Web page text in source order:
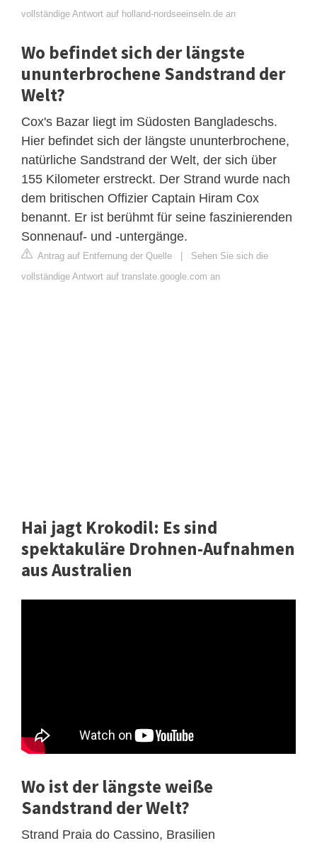
vollständige Antwort auf holland-nordseeinseln.de an
Wo befindet sich der längste
ununterbrochene Sandstrand der
Welt?
Cox's Bazar liegt im Südosten Bangladeschs.
Hier befindet sich der längste ununterbrochene,
natürliche Sandstrand der Welt, der sich über
155 Kilometer erstreckt. Der Strand wurde nach
dem britischen Offizier Captain Hiram Cox
benannt. Er ist berühmt für seine faszinierenden
Sonnenauf- und -untergänge.
Antrag auf Entfernung der Quelle
Sehen Sie sich die
vollständige Antwort auf translate.google.com an
Hai jagt Krokodil: Es sind
spektakuläre Drohnen-Aufnahmen
aus Australien
Wo ist der längste weiße
Sandstrand der Welt?
Strand Praia do Cassino, Brasilien